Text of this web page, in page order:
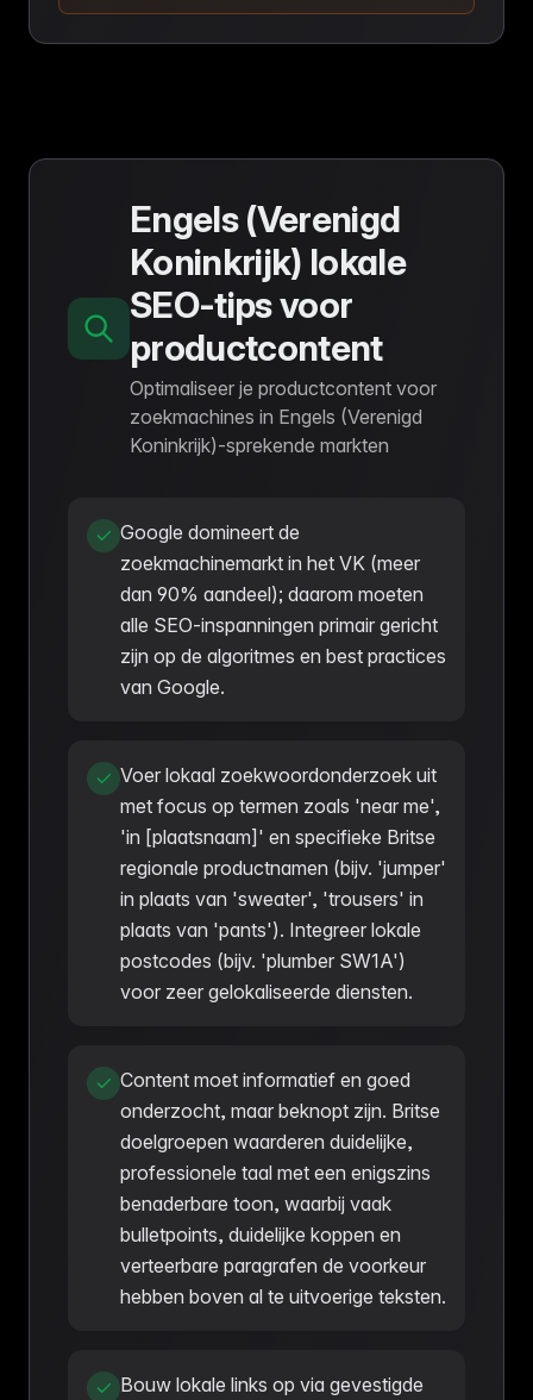
Engels (Verenigd
Koninkrijk) lokale
SEO-tips voor
productcontent
Optimaliseer je productcontent voor
zoekmachines in Engels (Verenigd
Koninkrijk)-sprekende markten
Google domineert de
zoekmachinemarkt in het VK (meer
dan 90% aandeel); daarom moeten
alle SEO-inspanningen primair gericht
zijn op de algoritmes en best practices
van Google.
Voer lokaal zoekwoordonderzoek uit
met focus op termen zoals 'near me',
'in [plaatsnaam]' en specifieke Britse
regionale productnamen (bijv. 'jumper'
in plaats van 'sweater', 'trousers' in
plaats van 'pants'). Integreer lokale
postcodes (bijv. 'plumber SW1A')
voor zeer gelokaliseerde diensten.
Content moet informatief en goed
onderzocht, maar beknopt zijn. Britse
doelgroepen waarderen duidelijke,
professionele taal met een enigszins
benaderbare toon, waarbij vaak
bulletpoints, duidelijke koppen en
verteerbare paragrafen de voorkeur
hebben boven al te uitvoerige teksten.
Bouw lokale links op via gevestigde